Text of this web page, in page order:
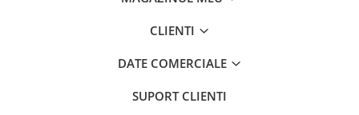
CLIENTI
DATE COMERCIALE
SUPORT CLIENTI